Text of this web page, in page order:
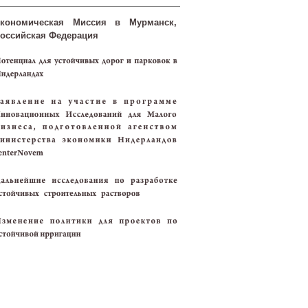
Миссия в Мурманск,
Федерация